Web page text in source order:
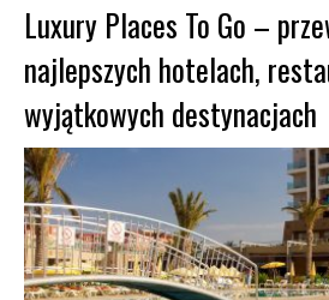
Luxury Places To Go –
najlepszych hotelach,
wyjątkowych destynacjach